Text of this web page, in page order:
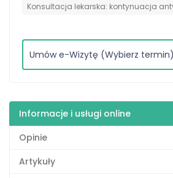
⁠Konsultacja lekarska: kontynuacja
Umów e-Wizytę (Wybierz termin)
Informacje i usługi online
Opinie
Artykuły